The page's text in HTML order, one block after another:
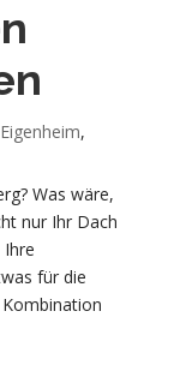
Eigenheim,
Was wäre,
nur Ihr Dach
für die